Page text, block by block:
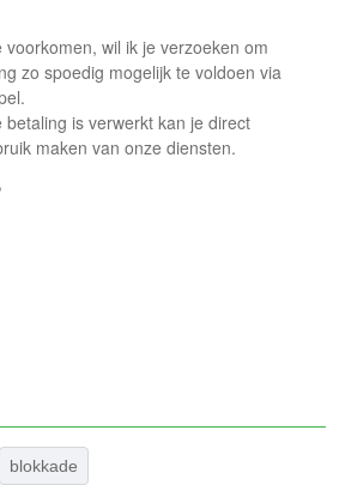
voorkomen, wil ik je verzoeken om
zo spoedig mogelijk te voldoen via
betaling is verwerkt kan je direct
maken van onze diensten.
blokkade